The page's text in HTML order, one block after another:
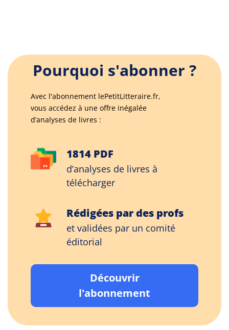
Pourquoi s'abonner ?
Avec l'abonnement lePetitLitteraire.fr,
vous accédez à une offre inégalée
d’analyses de livres :
1814 PDF
d’analyses de livres à
télécharger
Rédigées par des profs
et validées par un comité
éditorial
Découvrir
l'abonnement